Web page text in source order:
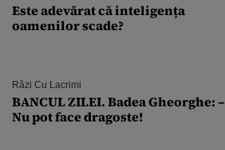
Este adevărat că inteligența
oamenilor scade?
Râzi Cu Lacrimi
BANCUL ZILEI. Badea Gheorghe: –
Nu pot face dragoste!